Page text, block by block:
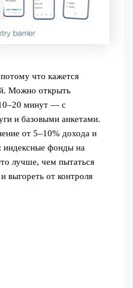
что кажется
Можно открыть
минут — с
и базовыми анкетами.
от 5–10% дохода и
индексные фонды на
лучше, чем пытаться
выгореть от контроля